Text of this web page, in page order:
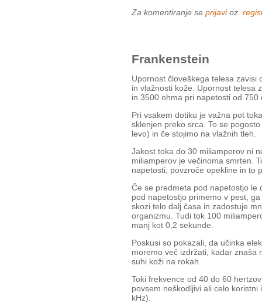
Za komentiranje se prijavioz.
Frankenstein
Upornost človeškega telesa
in vlažnosti kože. Upornost telesa
in 3500 ohma pri napetosti od 750
Pri vsakem dotiku je važna pot
sklenjen preko srca. To se
levo) in če stojimo na vlažnih tleh.
Jakost toka do 30 miliamperov ni
miliamperov je večinoma smrten.
napetosti, povzroče opekline in to
Če se predmeta pod napetostjo le
pod napetostjo primemo v pest,
skozi telo dalj časa in zadostuje
organizmu. Tudi tok 100
manj kot 0,2 sekunde.
Poskusi so pokazali, da učinka
moremo več izdržati, kadar znaša
suhi koži na rokah.
Toki frekvence od 40 do 60
povsem neškodljivi ali celo
kHz).